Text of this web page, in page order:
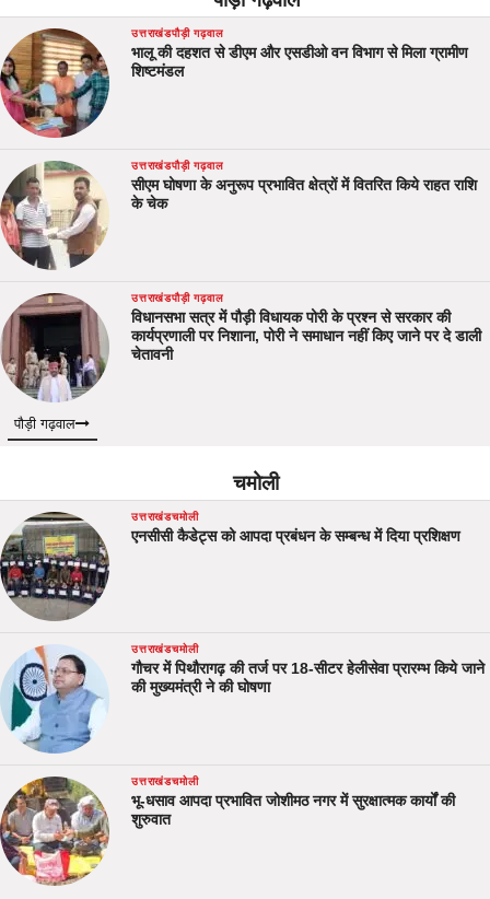
उत्तराखंडपौड़ी गढ़वाल
भालू की दहशत से डीएम और एसडीओ वन विभाग से मिला ग्रामीण
शिष्टमंडल
उत्तराखंडपौड़ी गढ़वाल
सीएम घोषणा के अनुरूप प्रभावित क्षेत्रों में वितरित किये राहत राशि
के चेक
उत्तराखंडपौड़ी गढ़वाल
विधानसभा सत्र में पौड़ी विधायक पोरी के प्रश्न से सरकार की
कार्यप्रणाली पर निशाना, पोरी ने समाधान नहीं किए जाने पर दे डाली
चेतावनी
पौड़ी गढ़वाल
चमोली
उत्तराखंडचमोली
एनसीसी कैडेट्स को आपदा प्रबंधन के सम्बन्ध में दिया प्रशिक्षण
उत्तराखंडचमोली
गौचर में पिथौरागढ़ की तर्ज पर 18-सीटर हेलीसेवा प्रारम्भ किये जाने
की मुख्यमंत्री ने की घोषणा
उत्तराखंडचमोली
भू-धसाव आपदा प्रभावित जोशीमठ नगर में सुरक्षात्मक कार्यों की
शुरुवात